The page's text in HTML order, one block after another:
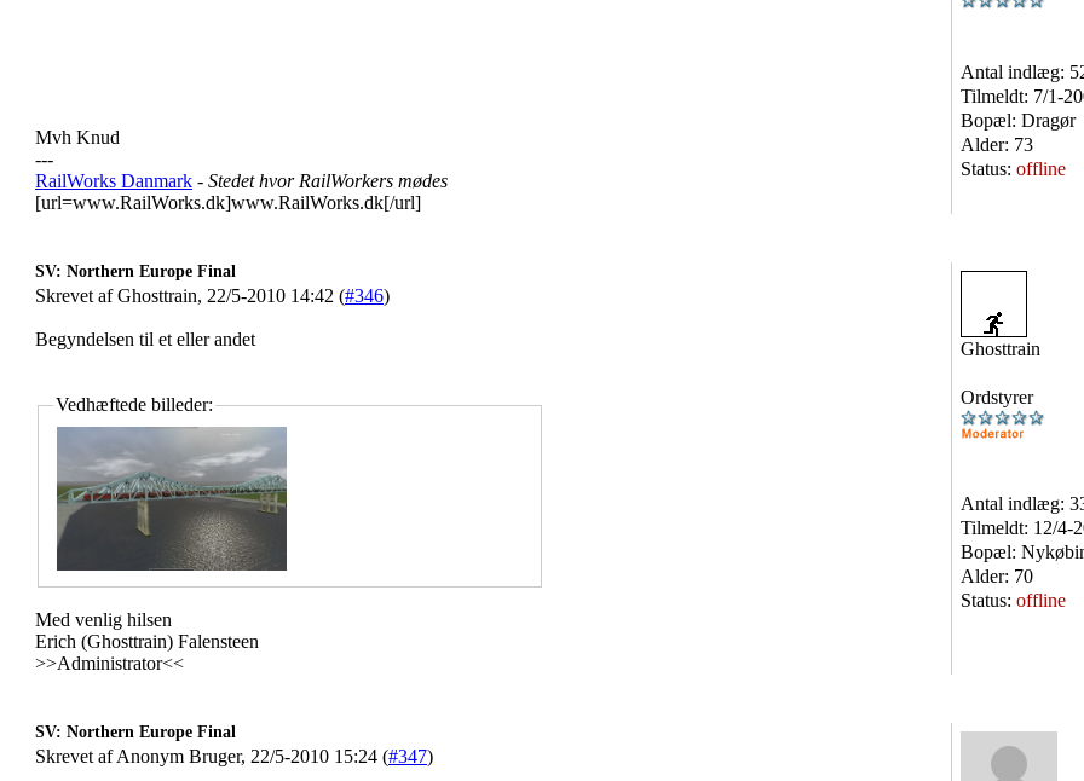
Antal indlæg:
Tilmeldt: 7/1-
Bopæl: Dragør
Alder: 73
Status: offline
Mvh Knud
---
RailWorks Danmark - Stedet hvor RailWorkers mødes
[url=www.RailWorks.dk]www.RailWorks.dk[/url]
SV: Northern Europe Final
Skrevet af Ghosttrain, 22/5-2010 14:42 (#346)
Begyndelsen til et eller andet
Vedhæftede billeder:
Ghosttrain
Ordstyrer
Antal indlæg:
Tilmeldt: 12/4-
Bopæl:
Alder: 70
Status: offline
Med venlig hilsen
Erich (Ghosttrain) Falensteen
>>Administrator<<
SV: Northern Europe Final
Skrevet af Anonym Bruger, 22/5-2010 15:24 (#347)